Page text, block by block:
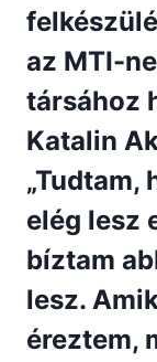
az MTI-
társához
Katalin
„Tudtam,
elég lesz
bíztam
lesz.
éreztem,